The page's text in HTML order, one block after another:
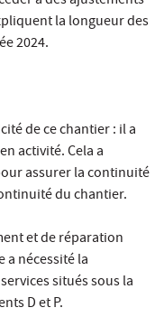
la longueur des
2024.
de ce chantier : il a
activité. Cela a
assurer la continuité
du chantier.
et de réparation
a nécessité la
situés sous la
D et P.